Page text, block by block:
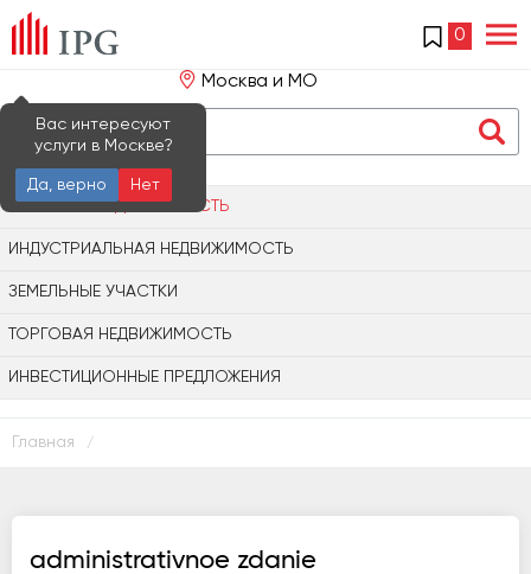
0
Москва и МО
Вас интересуют
услуги в Москве?
Да, верно
Нет
ОФИСНАЯ НЕДВИЖИМОСТЬ
ИНДУСТРИАЛЬНАЯ НЕДВИЖИМОСТЬ
ЗЕМЕЛЬНЫЕ УЧАСТКИ
ТОРГОВАЯ НЕДВИЖИМОСТЬ
ИНВЕСТИЦИОННЫЕ ПРЕДЛОЖЕНИЯ
Главная /
administrativnoe zdanie